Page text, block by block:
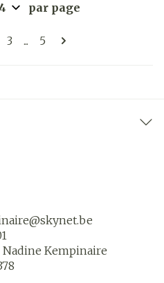
Pages
lisez actuellement la page
Page
3 ... Page
5
par page
skynet.be
Nadine Kempinaire